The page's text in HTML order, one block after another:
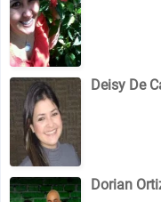
Deisy De
Dorian